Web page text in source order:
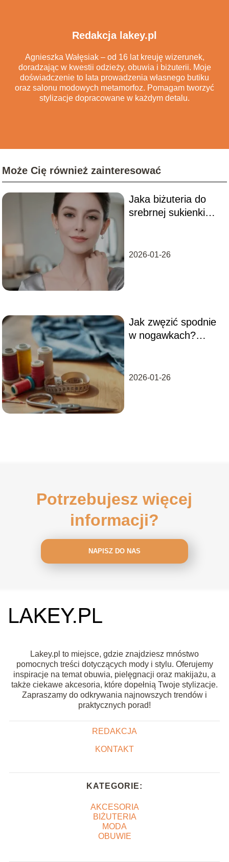
Redakcja lakey.pl
Agnieszka Wałęsiak – od 16 lat kreuję wizerunek,
doradzając w kwestii odzieży, obuwia i biżuterii. Moje
doświadczenie to lata prowadzenia własnego butiku
oraz salonu modowych metamorfoz. Pomagam tworzyć
stylizacje dopracowane w każdym detalu.
Może Cię również zainteresować
Jaka biżuteria do
srebrnej sukienki
2026-01-26
Jak zwęzić spodnie
w nogawkach?
dopasowanie
2026-01-26
Potrzebujesz więcej
informacji?
NAPISZ DO NAS
Lakey.pl to miejsce, gdzie znajdziesz mnóstwo
pomocnych treści dotyczących mody i stylu. Oferujemy
inspiracje na temat obuwia, pielęgnacji oraz makijażu, a
także ciekawe akcesoria, które dopełnią Twoje stylizacje.
Zapraszamy do odkrywania najnowszych trendów i
praktycznych porad!
REDAKCJA
KONTAKT
KATEGORIE:
AKCESORIA
BIŻUTERIA
MODA
OBUWIE